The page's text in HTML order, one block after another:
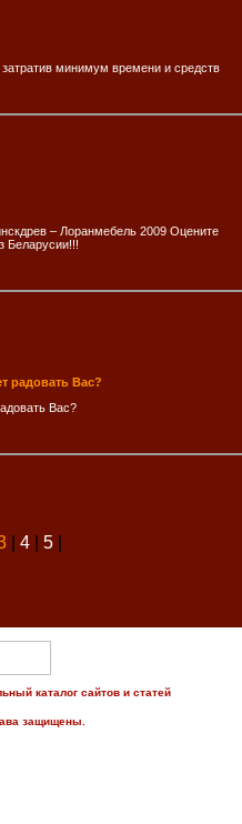
минимум времени и средств
– Лоранмебель 2009 Оцените
Беларусии!!!
радовать Вас?
Вас?
4 5
каталог сайтов и статей
защищены.